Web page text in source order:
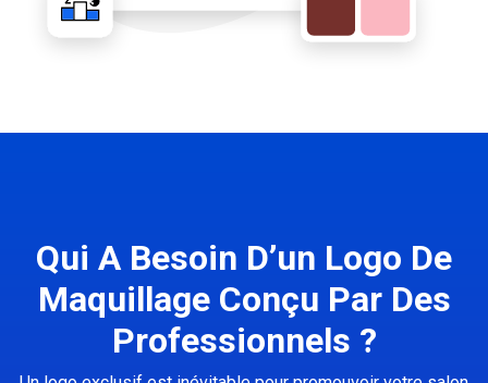
Qui A Besoin D’un Logo De
Maquillage Conçu Par Des
Professionnels ?